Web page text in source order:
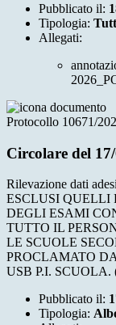
Pubblicato il:
Tipologia:
Allegati:
Protocollo 10671/
Circolare del
Rilevazione dati
ESCLUSI QUELLI
DEGLI ESAMI
TUTTO IL
LE SCUOLE
PROCLAMATO
USB P.I. SCUOLA.
Pubblicato il:
Tipologia: